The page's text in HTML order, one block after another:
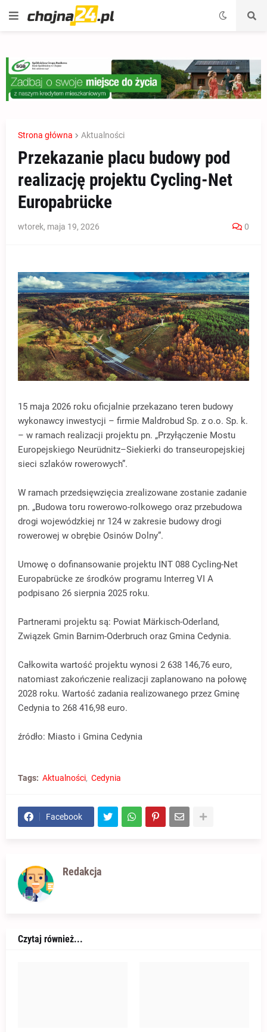
Strona główna Aktualności
Przekazanie placu budowy pod
realizację projektu Cycling-Net
Europabrücke
wtorek, maja 19, 2026 0
15 maja 2026 roku oficjalnie przekazano teren budowy
wykonawcy inwestycji – firmie Maldrobud Sp. z o.o. Sp. k.
– w ramach realizacji projektu pn. „Przyłączenie Mostu
Europejskiego Neurüdnitz–Siekierki do transeuropejskiej
sieci szlaków rowerowych”.
W ramach przedsięwzięcia zrealizowane zostanie zadanie
pn. „Budowa toru rowerowo-rolkowego oraz przebudowa
drogi wojewódzkiej nr 124 w zakresie budowy drogi
rowerowej w obrębie Osinów Dolny”.
Umowę o dofinansowanie projektu INT 088 Cycling-Net
Europabrücke ze środków programu Interreg VI A
podpisano 26 sierpnia 2025 roku.
Partnerami projektu są: Powiat Märkisch-Oderland,
Związek Gmin Barnim-Oderbruch oraz Gmina Cedynia.
Całkowita wartość projektu wynosi 2 638 146,76 euro,
natomiast zakończenie realizacji zaplanowano na połowę
2028 roku. Wartość zadania realizowanego przez Gminę
Cedynia to 268 416,98 euro.
źródło: Miasto i Gmina Cedynia
Tags: Aktualności Cedynia
Facebook
Redakcja
Czytaj również...